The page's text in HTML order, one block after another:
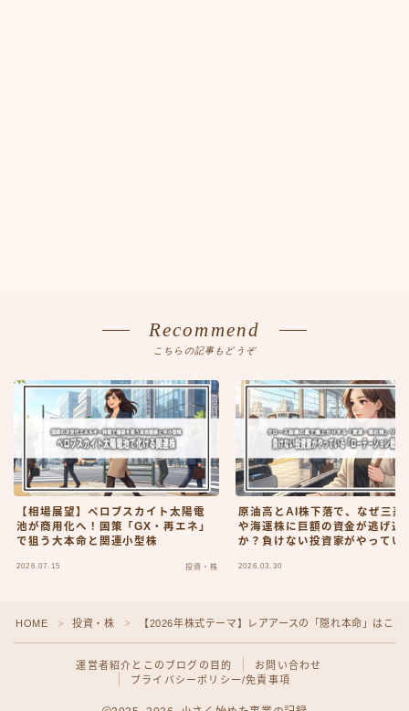
Recommend
こちらの記事もどうぞ
【相場展望】ペロブスカイト太陽電
池が商用化へ！国策「GX・再エネ」
で狙う大本命と関連小型株
2026.07.15 投資・株
原油高とAI株下落で、なぜ三菱
や海運株に巨額の資金が逃げ込
か？負けない投資家がやってい
2026.03.30
HOME ＞ 投資・株 ＞ 【2026年株式テーマ】レアアースの「隠れ本命」はこ
運営者紹介とこのブログの目的
お問い合わせ
プライバシーポリシー/免責事項